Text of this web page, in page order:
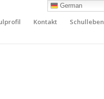
Kontakt Schulleben
German